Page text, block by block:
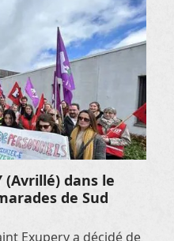
(Avrillé) dans le
de Sud
Exupery a décidé de